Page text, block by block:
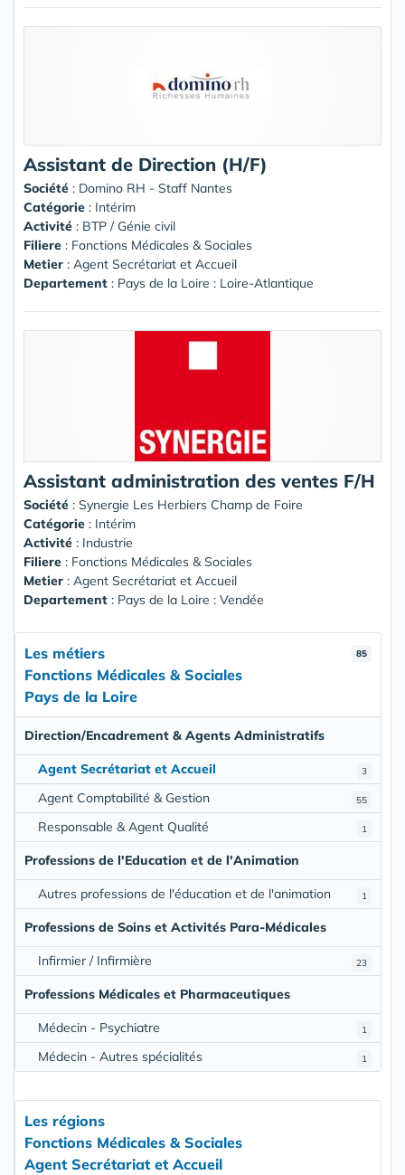
Assistant de Direction (H/F)
Société : Domino RH - Staff Nantes
Catégorie : Intérim
Activité : BTP / Génie civil
Filiere : Fonctions Médicales & Sociales
Metier : Agent Secrétariat et Accueil
Departement : Pays de la Loire : Loire-Atlantique
Assistant administration des ventes F/H
Société : Synergie Les Herbiers Champ de Foire
Catégorie : Intérim
Activité : Industrie
Filiere : Fonctions Médicales & Sociales
Metier : Agent Secrétariat et Accueil
Departement : Pays de la Loire : Vendée
85
Les métiers
Fonctions Médicales & Sociales
Pays de la Loire
Direction/Encadrement & Agents Administratifs
3
Agent Secrétariat et Accueil
55
Agent Comptabilité & Gestion
1
Responsable & Agent Qualité
Professions de l'Education et de l'Animation
1
Autres professions de l'éducation et de l'animation
Professions de Soins et Activités Para-Médicales
23
Infirmier / Infirmière
Professions Médicales et Pharmaceutiques
1
Médecin - Psychiatre
1
Médecin - Autres spécialités
Les régions
Fonctions Médicales & Sociales
Agent Secrétariat et Accueil